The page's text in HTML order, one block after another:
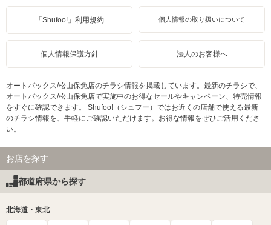
「Shufoo!」利用規約 個人情報の取り扱いについて
個人情報保護方針 法人のお客様へ
オートバックス/松山保免店のチラシ情報を掲載しています。最新のチラシで、
オートバックス/松山保免店で実施中のお得なセールやキャンペーン、特売情報
をすぐに確認できます。 Shufoo!（シュフー）ではお近くの店舗で使える最新
のチラシ情報を、手軽にご確認いただけます。お得な情報をぜひご活用くださ
い。
お店を探す
都道府県から探す
北海道・東北